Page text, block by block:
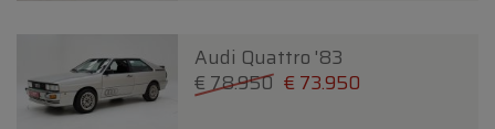
Audi Quattro '83
€ 78.950 € 73.950